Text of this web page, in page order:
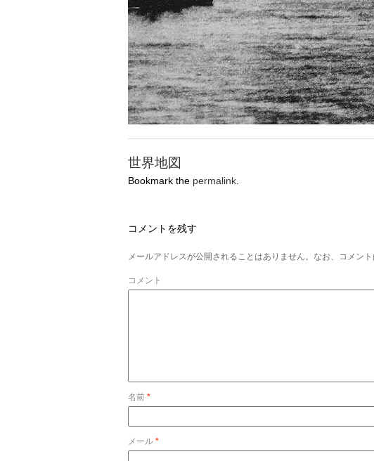
世界地図
Bookmark the permalink
コメントを残す
メールアドレスが公開されることはありません。なお、コメント
コメント
名前 *
メール *